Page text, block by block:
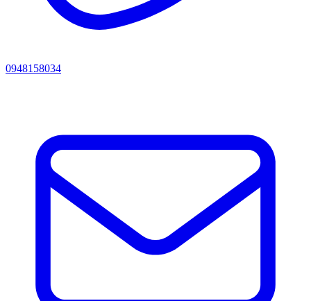
0948158034